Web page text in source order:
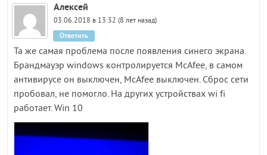
Алексей
03.06.2018 в 13:32 (8 лет назад)
Та же самая проблема после появления синего экрана.
Брандмауэр windows контролируется McAfee, в самом
антивирусе он выключен, McAfee выключен. Сброс сети
пробовал, не помогло. На других устройствах wi fi
работает. Win 10
Ответить